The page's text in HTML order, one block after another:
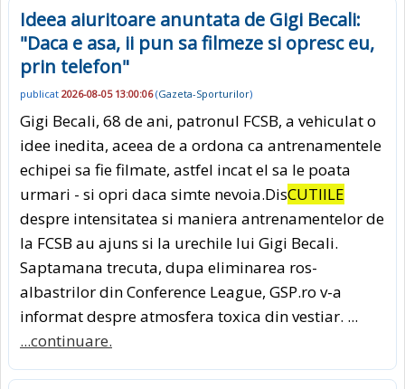
Ideea aiuritoare anuntata de Gigi Becali:
"Daca e asa, ii pun sa filmeze si opresc eu,
prin telefon"
publicat 2026-08-05 13:00:06(Gazeta-Sporturilor)
Gigi Becali, 68 de ani, patronul FCSB, a vehiculat o
idee inedita, aceea de a ordona ca antrenamentele
echipei sa fie filmate, astfel incat el sa le poata
urmari - si opri daca simte nevoia.DisCUTIILE
despre intensitatea si maniera antrenamentelor de
la FCSB au ajuns si la urechile lui Gigi Becali.
Saptamana trecuta, dupa eliminarea ros-
albastrilor din Conference League, GSP.ro v-a
informat despre atmosfera toxica din vestiar. ...
...continuare.